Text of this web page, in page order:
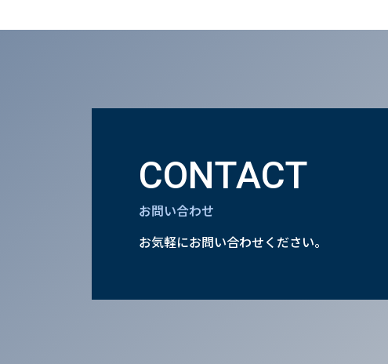
CONTACT
お問い合わせ
お気軽にお問い合わせください。